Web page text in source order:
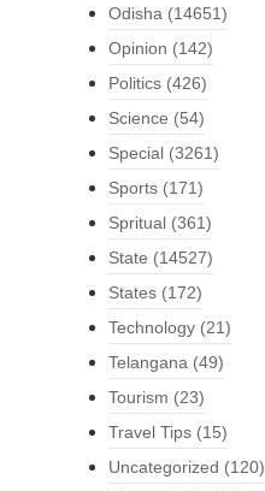
Odisha (14651)
Opinion (142)
Politics (426)
Science (54)
Special (3261)
Sports (171)
Spritual (361)
State (14527)
States (172)
Technology (21)
Telangana (49)
Tourism (23)
Travel Tips (15)
Uncategorized (120)